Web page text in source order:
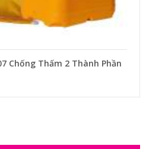
Chống Thấm 2 Thành Phần